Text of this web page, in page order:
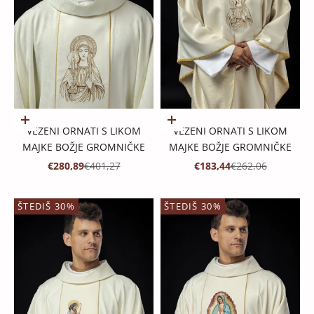
Dodaj u košaricu
VEZENI ORNATI S LIKOM
MAJKE BOŽJE GROMNIČKE
PROMOTIVNA CIJENA
€280,89REDOVNA CIJENA
€401,27
Dodaj u košaricu
VEZENI ORNATI S LIKOM
MAJKE BOŽJE GROMNIČKE
PROMOTIVNA CIJENA
€183,44REDOVNA CIJENA
€262,06
ŠTEDIŠ 30% ŠTEDIŠ 30%